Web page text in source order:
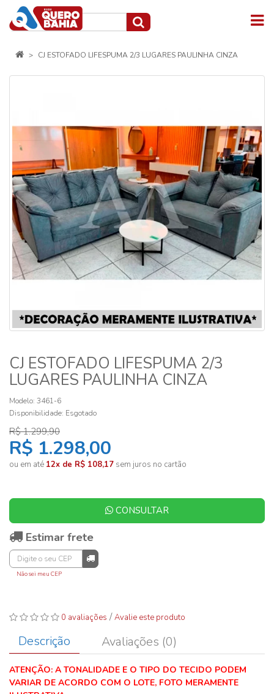
CJ ESTOFADO LIFESPUMA 2/3 LUGARES PAULINHA CINZA
CJ ESTOFADO LIFESPUMA 2/3
LUGARES PAULINHA CINZA
Modelo: 3461-6
Disponibilidade: Esgotado
R$ 1.299,90
R$ 1.298,00
ou em até 12x de R$ 108,17 sem juros no cartão
CONSULTAR
Estimar frete
Não sei meu CEP
0 avaliações /Avalie este produto
Descrição Avaliações (0)
ATENÇÃO: A TONALIDADE E O TIPO DO TECIDO PODEM
VARIAR DE ACORDO COM O LOTE, FOTO MERAMENTE